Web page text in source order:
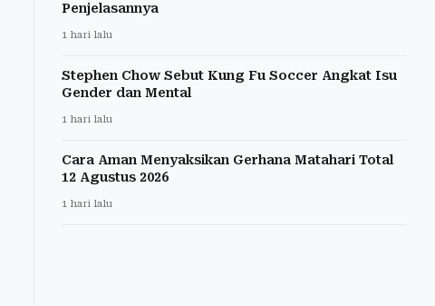
Penjelasannya
1 hari lalu
Stephen Chow Sebut Kung Fu Soccer Angkat Isu
Gender dan Mental
1 hari lalu
Cara Aman Menyaksikan Gerhana Matahari Total
12 Agustus 2026
1 hari lalu